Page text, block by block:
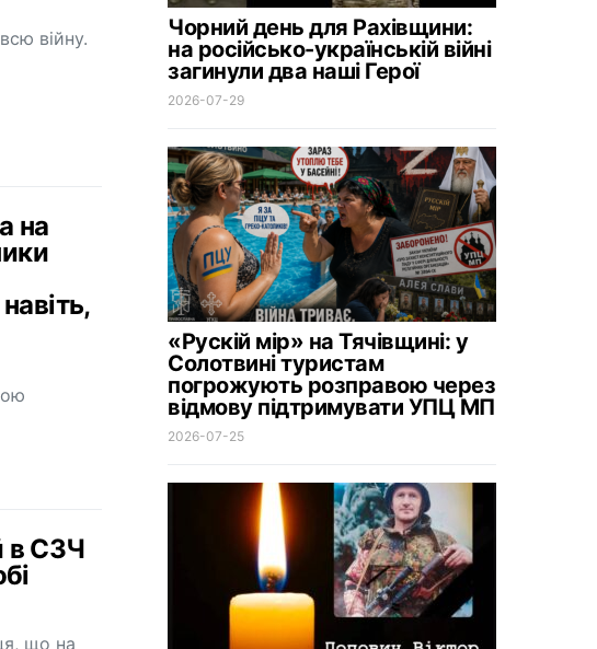
війну.
на
в СЗЧ
що на
Чорний день для Рахівщини:
на російсько-українській війні
загинули два наші Герої
2026-07-29
«Рускій мір» на Тячівщині: у
Солотвині туристам
погрожують розправою через
відмову підтримувати УПЦ МП
2026-07-25